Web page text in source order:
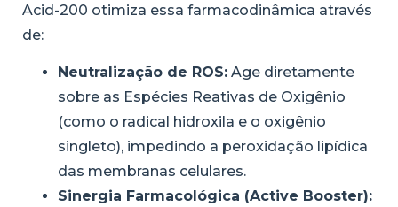
Acid-200 otimiza essa farmacodinâmica através
de:
Neutralização de ROS: Age diretamente
sobre as Espécies Reativas de Oxigênio
(como o radical hidroxila e o oxigênio
singleto), impedindo a peroxidação lipídica
das membranas celulares.
Sinergia Farmacológica (Active Booster):